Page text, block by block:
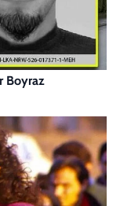
Boyraz